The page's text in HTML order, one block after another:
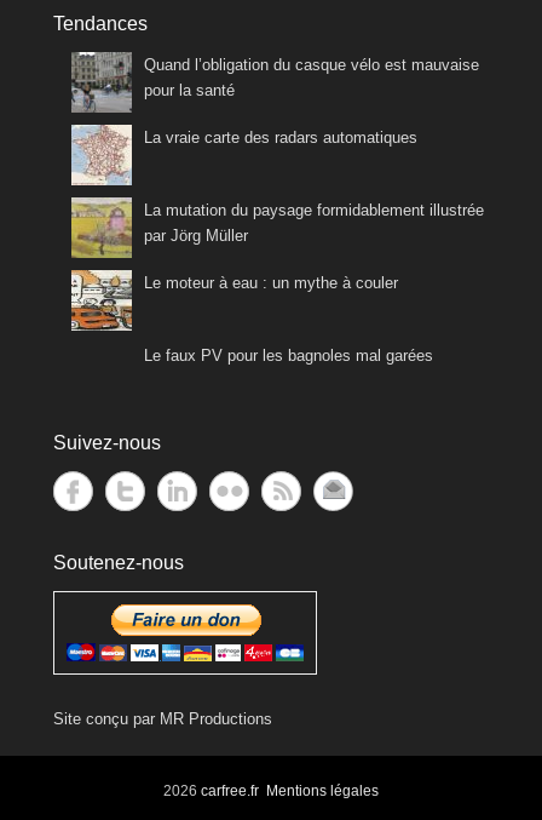
Tendances
Quand l’obligation du casque vélo est mauvaise
pour la santé
La vraie carte des radars automatiques
La mutation du paysage formidablement illustrée
par Jörg Müller
Le moteur à eau : un mythe à couler
Le faux PV pour les bagnoles mal garées
Suivez-nous
Soutenez-nous
Site conçu par MR Productions
2026 carfree.fr Mentions légales